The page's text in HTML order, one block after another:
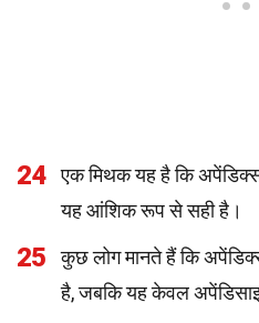
24
एक मिथक यह है कि अपेंडिक्स
यह आंशिक रूप से सही है।
25
कुछ लोग मानते हैं कि
है, जबकि यह केवल